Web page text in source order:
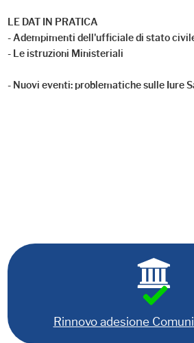
LE DAT IN PRATICA
- Adempimenti dell'ufficiale di stato
- Le istruzioni Ministeriali
- Nuovi eventi: problematiche sulle Iure
Rinnovo adesione